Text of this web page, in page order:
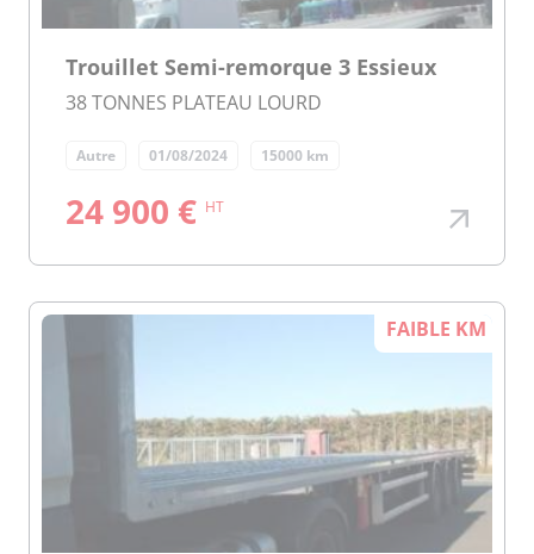
Trouillet Semi-remorque 3 Essieux
38 TONNES PLATEAU LOURD
Autre 01/08/2024 15000 km
24 900 € HT